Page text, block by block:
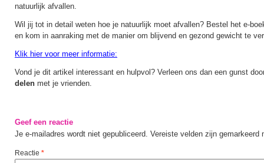
natuurlijk afvallen.
Wil jij tot in detail weten hoe je natuurlijk moet afvallen? Bestel het e-
en kom in aanraking met de manier om blijvend en gezond gewicht te
Klik hier voor meer informatie:
Vond je dit artikel interessant en hulpvol? Verleen ons dan een gunst
delen met je vrienden.
Geef een reactie
Je e-mailadres wordt niet gepubliceerd. Vereiste velden zijn gemarkeerd
Reactie *